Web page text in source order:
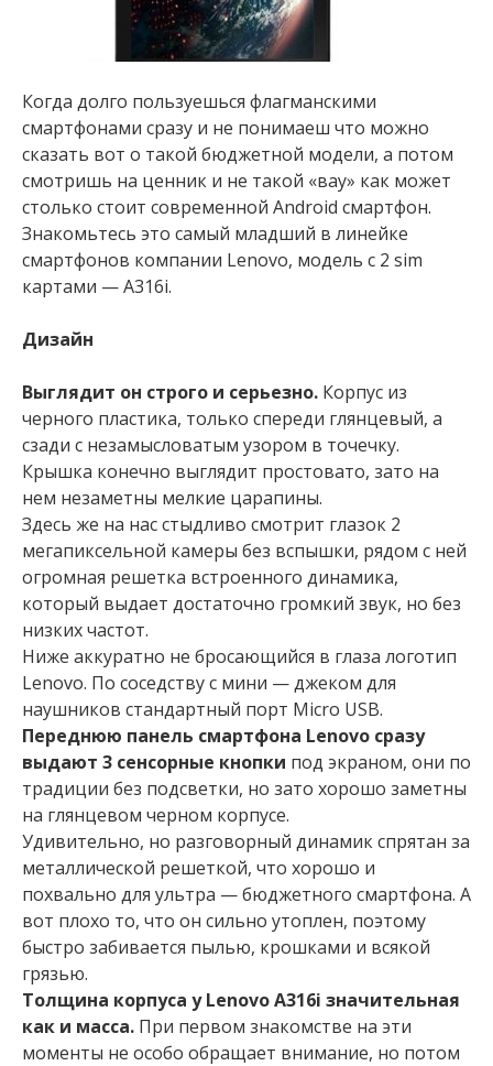
Когда долго пользуешься флагманскими
смартфонами сразу и не понимаеш что можно
сказать вот о такой бюджетной модели, а потом
смотришь на ценник и не такой «вау» как может
столько стоит современной Аndroid смартфон.
Знакомьтесь это самый младший в линейке
смартфонов компании Lenovo, модель с 2 sim
картами — A316i.
Дизайн
Выглядит он строго и серьезно. Корпус из
черного пластика, только спереди глянцевый, а
сзади с незамысловатым узором в точечку.
Крышка конечно выглядит простовато, зато на
нем незаметны мелкие царапины.
Здесь же на нас стыдливо смотрит глазок 2
мегапиксельной камеры без вспышки, рядом с ней
огромная решетка встроенного динамика,
который выдает достаточно громкий звук, но без
низких частот.
Ниже аккуратно не бросающийся в глаза логотип
Lenovo. По соседству с мини — джеком для
наушников стандартный порт Micrо USB.
Переднюю панель смартфона Lenovo сразу
выдают 3 сенсорные кнопки под экраном, они по
традиции без подсветки, но зато хорошо заметны
на глянцевом черном корпусе.
Удивительно, но разговорный динамик спрятан за
металлической решеткой, что хорошо и
похвально для ультра — бюджетного смартфона. А
вот плохо то, что он сильно утоплен, поэтому
быстро забивается пылью, крошками и всякой
грязью.
Толщина корпуса у Lenovo A316i значительная
как и масса. При первом знакомстве на эти
моменты не особо обращает внимание, но потом